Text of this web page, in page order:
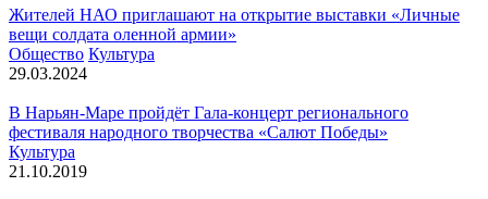
Жителей НАО приглашают на открытие выставки «Личные
вещи солдата оленной армии»
Общество Культура
29.03.2024
В Нарьян-Маре пройдёт Гала-концерт регионального
фестиваля народного творчества «Салют Победы»
Культура
21.10.2019